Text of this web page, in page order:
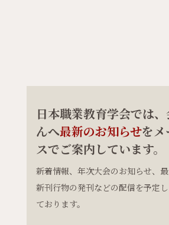
日本職業教育学会では
んへ最新のお知らせをメ
スでご案内しています。
新着情報、年次大会のお知らせ、最
新刊行物の発刊などの配信を予定し
ております。